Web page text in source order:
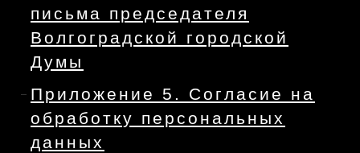
письма председателя
Волгоградской городской
Думы
Приложение 5. Согласие на
обработку персональных
данных